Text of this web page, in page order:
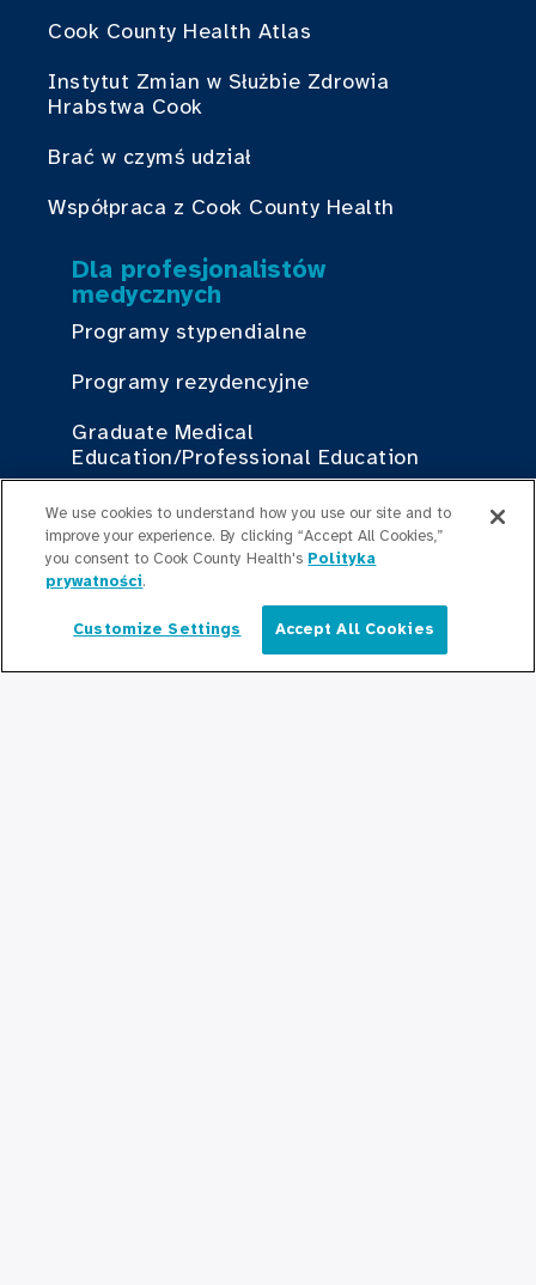
Cook County Health Atlas
Instytut Zmian w Służbie Zdrowia
Hrabstwa Cook
Brać w czymś udział
Współpraca z Cook County Health
Dla profesjonalistów
medycznych
Programy stypendialne
Programy rezydencyjne
Graduate Medical
Education/Professional Education
Fundusz stypendialny Provident
Skontaktuj się z nami
Skontaktuj się z nami
Polski
We use cookies to understand how you use our site and to
improve your experience. By clicking “Accept All Cookies,”
you consent to Cook County Health's Polityka
prywatności.
Customize Settings Accept All Cookies